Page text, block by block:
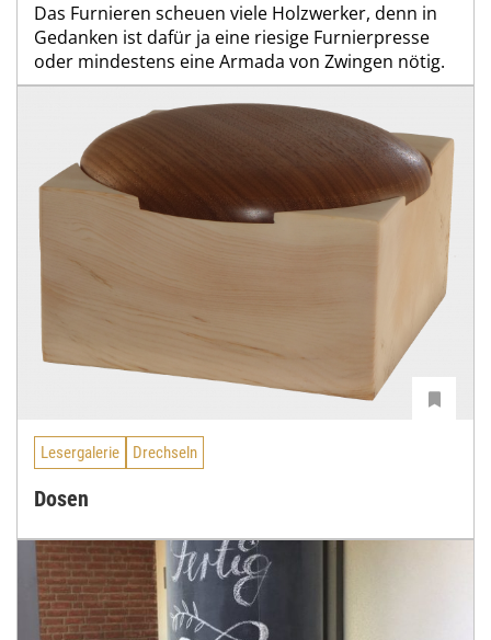
Das Furnieren scheuen viele Holzwerker, denn in
Gedanken ist dafür ja eine riesige Furnierpresse
oder mindestens eine Armada von Zwingen nötig.
Lesergalerie Drechseln
Dosen